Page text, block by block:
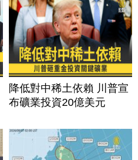
降低對中稀土依賴 川普宣
布礦業投資20億美元